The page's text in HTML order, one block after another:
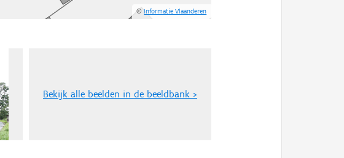
©Informatie Vlaanderen
Bekijk alle beelden in de beeldbank >